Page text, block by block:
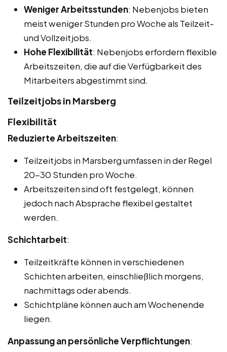
Weniger Arbeitsstunden: Nebenjobs bieten
meist weniger Stunden pro Woche als Teilzeit-
und Vollzeitjobs.
Hohe Flexibilität: Nebenjobs erfordern flexible
Arbeitszeiten, die auf die Verfügbarkeit des
Mitarbeiters abgestimmt sind.
Teilzeitjobs in Marsberg
Flexibilität
Reduzierte Arbeitszeiten:
Teilzeitjobs in Marsberg umfassen in der Regel
20-30 Stunden pro Woche.
Arbeitszeiten sind oft festgelegt, können
jedoch nach Absprache flexibel gestaltet
werden.
Schichtarbeit:
Teilzeitkräfte können in verschiedenen
Schichten arbeiten, einschließlich morgens,
nachmittags oder abends.
Schichtpläne können auch am Wochenende
liegen.
Anpassung an persönliche Verpflichtungen: